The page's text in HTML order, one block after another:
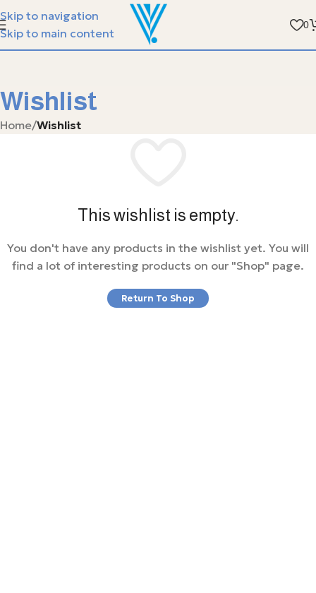
Skip to navigation
Skip to main content
الفيسبوندر ستيل مع سوارة الجلد - متوفر
0
Wishlist
Home/Wishlist
This wishlist is empty.
You don't have any products in the wishlist yet. You will
find a lot of interesting products on our "Shop" page.
Return To Shop